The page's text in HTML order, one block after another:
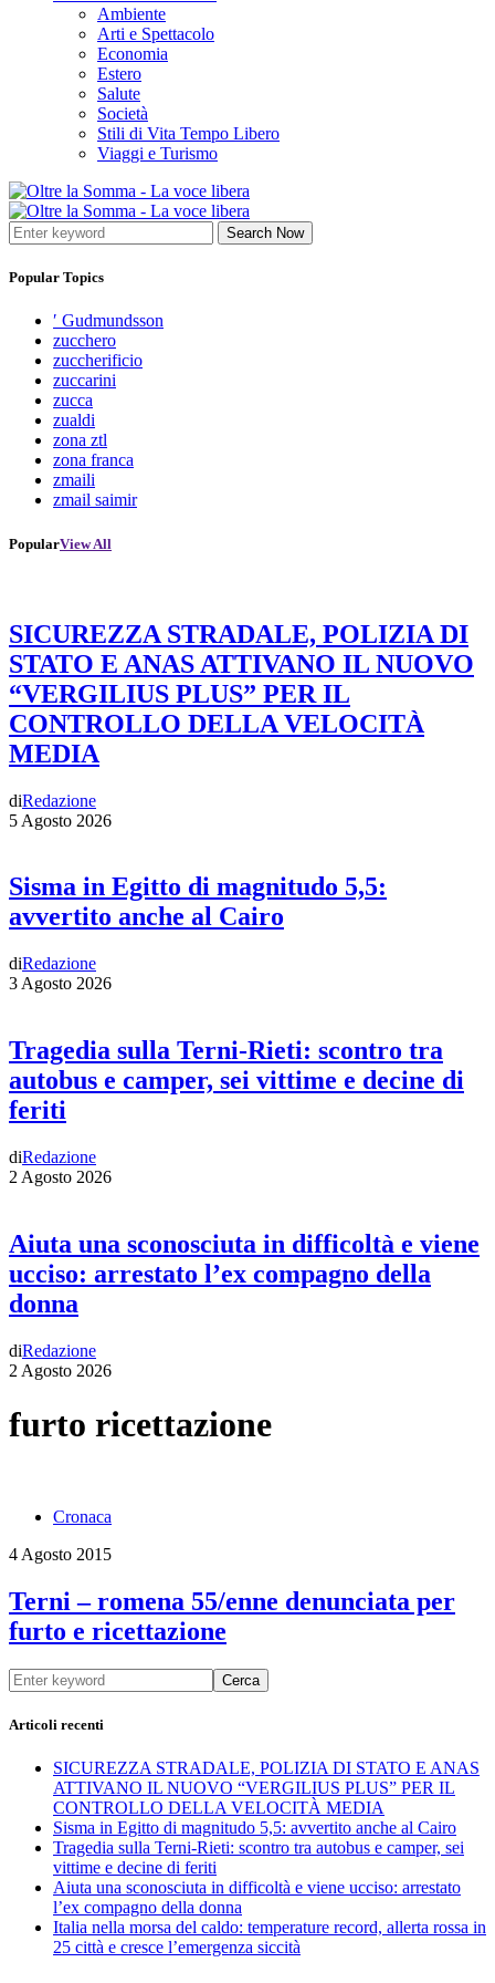
Ambiente
Arti e Spettacolo
Economia
Estero
Salute
Società
Stili di Vita Tempo Libero
Viaggi e Turismo
Search Now
Popular Topics
′ Gudmundsson
zucchero
zuccherificio
zuccarini
zucca
zualdi
zona ztl
zona franca
zmaili
zmail saimir
PopularView All
SICUREZZA STRADALE, POLIZIA DI
STATO E ANAS ATTIVANO IL NUOVO
“VERGILIUS PLUS” PER IL
CONTROLLO DELLA VELOCITÀ
MEDIA
diRedazione
5 Agosto 2026
Sisma in Egitto di magnitudo 5,5:
avvertito anche al Cairo
diRedazione
3 Agosto 2026
Tragedia sulla Terni-Rieti: scontro tra
autobus e camper, sei vittime e decine di
feriti
diRedazione
2 Agosto 2026
Aiuta una sconosciuta in difficoltà e viene
ucciso: arrestato l’ex compagno della
donna
diRedazione
2 Agosto 2026
furto ricettazione
Cronaca
4 Agosto 2015
Terni – romena 55/enne denunciata per
furto e ricettazione
Cerca
Articoli recenti
SICUREZZA STRADALE, POLIZIA DI STATO E ANAS
ATTIVANO IL NUOVO “VERGILIUS PLUS” PER IL
CONTROLLO DELLA VELOCITÀ MEDIA
Sisma in Egitto di magnitudo 5,5: avvertito anche al Cairo
Tragedia sulla Terni-Rieti: scontro tra autobus e camper, sei
vittime e decine di feriti
Aiuta una sconosciuta in difficoltà e viene ucciso: arrestato
l’ex compagno della donna
Italia nella morsa del caldo: temperature record, allerta rossa in
25 città e cresce l’emergenza siccità